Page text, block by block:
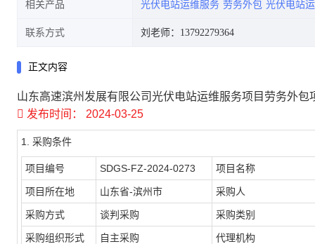
相关产品 光伏电站运维服务 劳务外包 光伏电站
联系方式 刘老师：13792279364
正文内容
山东高速滨州发展有限公司光伏电站运维服务项目劳务外包
 发布时间： 2024-03-25
1. 采购条件
项目编号 SDGS-FZ-2024-0273 项目名称
项目所在地 山东省-滨州市 采购人
采购方式 谈判采购 采购类别
采购组织形式 自主采购 代理机构